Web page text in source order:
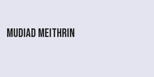
Mudiad Meithrin